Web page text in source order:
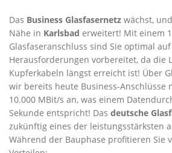
Das Business Glasfasernetz wächst,
Nähe in Karlsbad erweitert! Mit einem
Glasfaseranschluss sind Sie optimal
Herausforderungen vorbereitet, da die
Kupferkabeln längst erreicht ist! Über
wir bereits heute Business-Anschlüsse
10.000 MBit/s an, was einem
Sekunde entspricht! Das deutsche
zukünftig eines der leistungsstärksten
Während der Bauphase profitieren Sie